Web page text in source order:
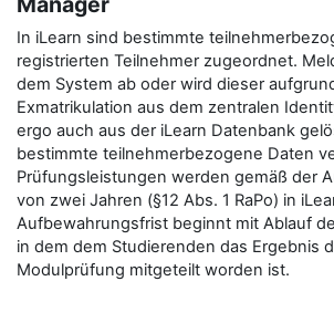
In iLearn sind bestimmte
registrierten Teilnehmer zugeordnet.
dem System ab oder wird dieser
Exmatrikulation aus dem zentralen
ergo auch aus der iLearn Datenbank
bestimmte teilnehmerbezogene Daten
Prüfungsleistungen werden gemäß der
von zwei Jahren (§12 Abs. 1 RaPo) in
Aufbewahrungsfrist beginnt mit Ablauf
in dem dem Studierenden das Ergebnis
Modulprüfung mitgeteilt worden ist.